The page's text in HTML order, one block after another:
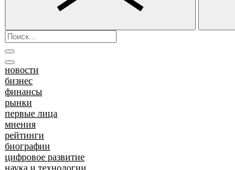
новости
бизнес
финансы
рынки
первые лица
мнения
рейтинги
биографии
цифровое развитие
наука и технологии